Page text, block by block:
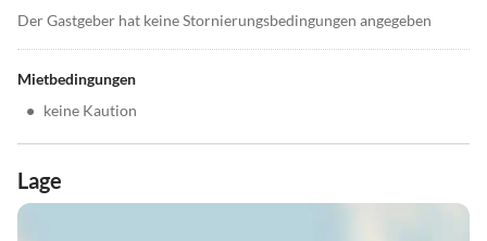
Der Gastgeber hat keine Stornierungsbedingungen angegeben
Mietbedingungen
• keine Kaution
Lage